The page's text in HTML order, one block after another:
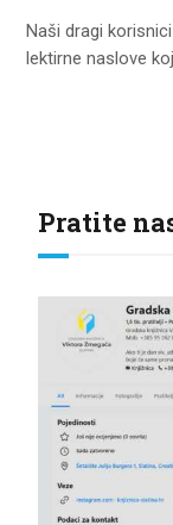
Naši dragi
lektirne naslove
Pratite